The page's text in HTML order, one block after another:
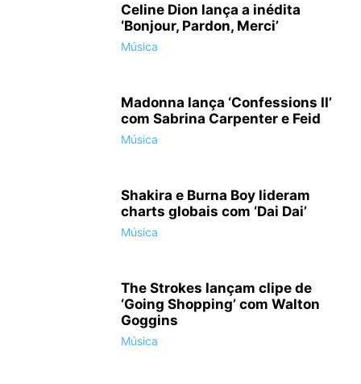
Celine Dion lança a inédita
‘Bonjour, Pardon, Merci’
Música
Madonna lança ‘Confessions II’
com Sabrina Carpenter e Feid
Música
Shakira e Burna Boy lideram
charts globais com ‘Dai Dai’
Música
The Strokes lançam clipe de
‘Going Shopping’ com Walton
Goggins
Música